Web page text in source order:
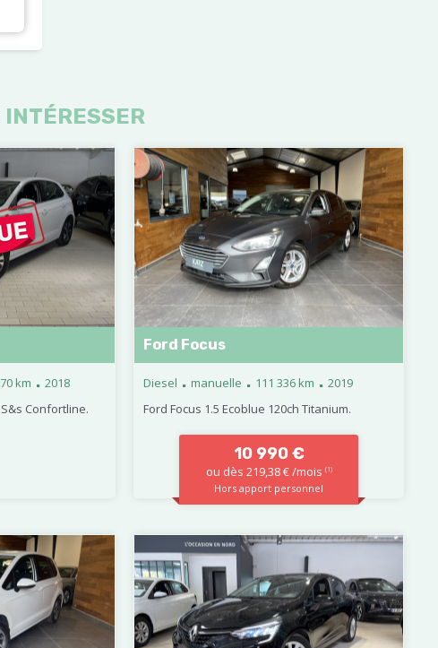
INTÉRESSER
km . 2018
Confortline.
Ford Focus
Diesel . manuelle . 111 336 km . 2019
Ford Focus 1.5 Ecoblue 120ch Titanium.
10 990 €
ou dès 219,38 € /mois (1)
Hors apport personnel